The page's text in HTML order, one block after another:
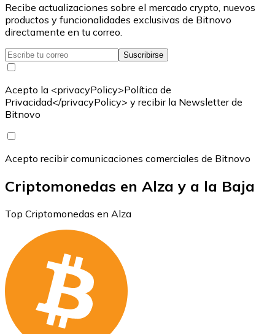
Recibe actualizaciones sobre el mercado crypto, nuevos
productos y funcionalidades exclusivas de Bitnovo
directamente en tu correo.
Suscribirse
Acepto la <privacyPolicy>Política de
Privacidad</privacyPolicy> y recibir la Newsletter de
Bitnovo
Acepto recibir comunicaciones comerciales de Bitnovo
Criptomonedas en Alza y a la Baja
Top Criptomonedas en Alza